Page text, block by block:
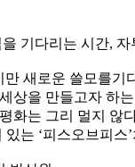
기다리는 시간, 자
새로운 쓸모를
상을 만들고자 하
화는 그리 멀지 않
는 ‘피스오브피스